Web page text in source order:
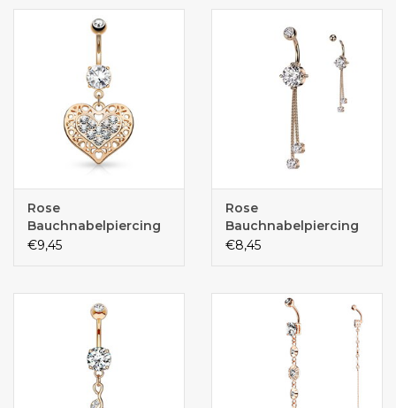
Rose
Bauchnabelpiercing
Herz
€9,45
Rose
Bauchnabelpiercing
€8,45